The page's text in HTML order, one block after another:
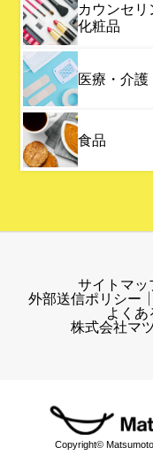
カウンセリ
化粧品
医療・介護
食品
サイトマッ
外部送信ポリシー
よく
株式会社マ
Copyright©